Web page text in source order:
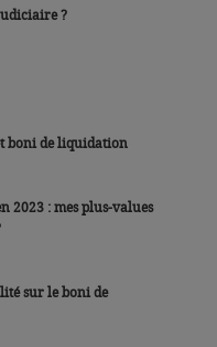
?
boni de liquidation
2023 : mes plus-values
sur le boni de